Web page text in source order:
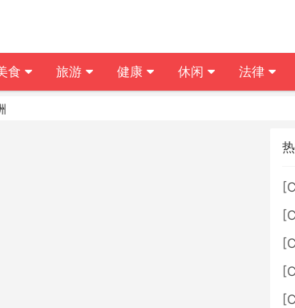
[
[
[
[
[
食 旅游 健康 休闲 法律